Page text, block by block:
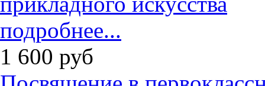
подробнее...
1 600 руб